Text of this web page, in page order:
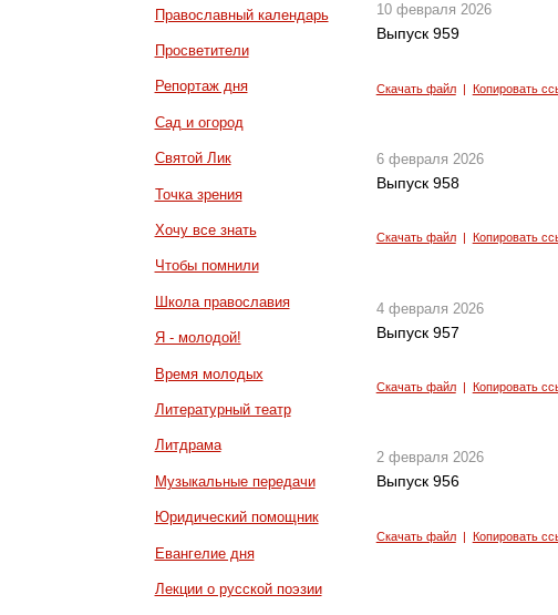
Православный календарь
Просветители
Репортаж дня
Сад и огород
Святой Лик
Точка зрения
Хочу все знать
Чтобы помнили
Школа православия
Я - молодой!
Время молодых
Литературный театр
Литдрама
Музыкальные передачи
Юридический помощник
Евангелие дня
Лекции о русской поэзии
10 февраля 2026
Выпуск 959
Скачать файл| Копировать
6 февраля 2026
Выпуск 958
Скачать файл| Копировать
4 февраля 2026
Выпуск 957
Скачать файл| Копировать
2 февраля 2026
Выпуск 956
Скачать файл| Копировать